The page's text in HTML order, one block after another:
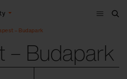
Menu
– Budapark
– Budapark